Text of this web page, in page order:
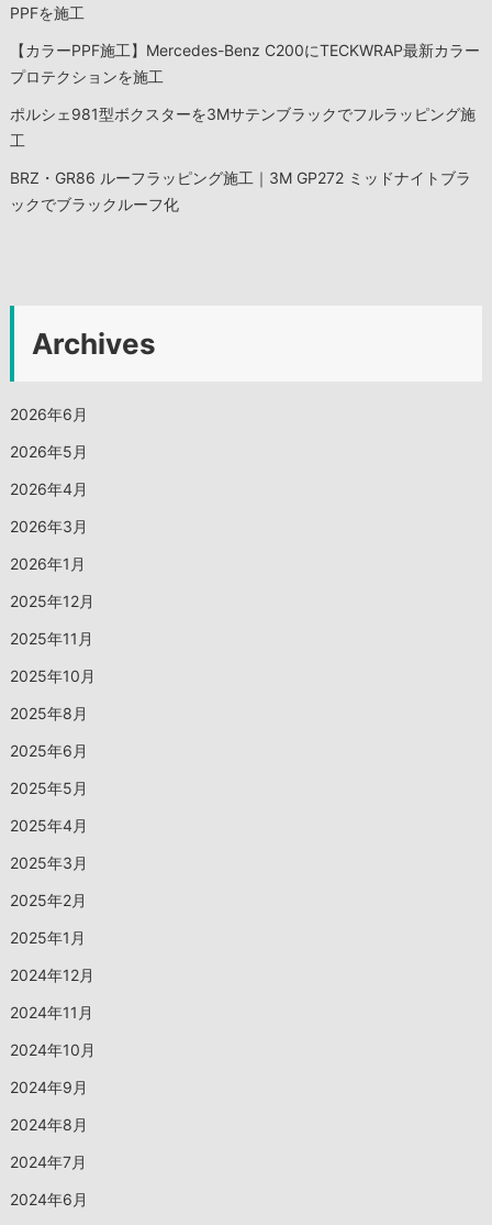
PPFを施工
【カラーPPF施工】Mercedes-Benz C200にTECKWRAP最新カラー
プロテクションを施工
ポルシェ981型ボクスターを3Mサテンブラックでフルラッピング施
工
BRZ・GR86 ルーフラッピング施工｜3M GP272 ミッドナイトブラ
ックでブラックルーフ化
Archives
2026年6月
2026年5月
2026年4月
2026年3月
2026年1月
2025年12月
2025年11月
2025年10月
2025年8月
2025年6月
2025年5月
2025年4月
2025年3月
2025年2月
2025年1月
2024年12月
2024年11月
2024年10月
2024年9月
2024年8月
2024年7月
2024年6月